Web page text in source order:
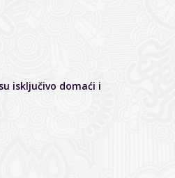
isključivo domaći i